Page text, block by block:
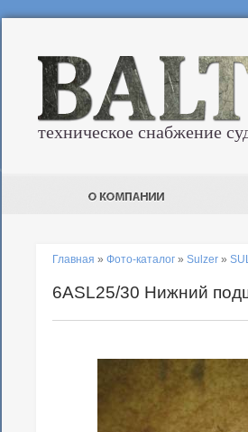
техническое снабжение
Главная » Фото-каталог » Sulzer »
6ASL25/30 Нижний